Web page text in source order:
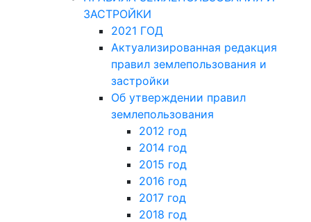
ЗАСТРОЙКИ
2021 ГОД
Актуализированная редакция
правил землепользования и
застройки
Об утверждении правил
землепользования
2012 год
2014 год
2015 год
2016 год
2017 год
2018 год